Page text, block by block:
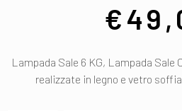
€
Lampada Sale 6 KG, Lampada Sale
realizzate in legno e vetro